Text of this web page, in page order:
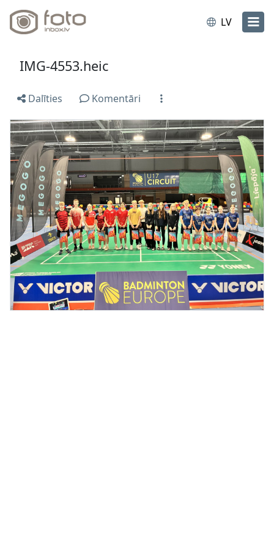
LV
IMG-4553.heic
Dalīties Komentāri